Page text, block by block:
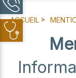
ACCUEIL